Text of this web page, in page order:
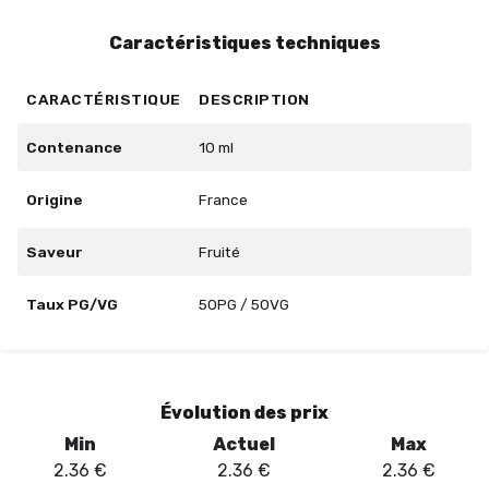
Caractéristiques techniques
CARACTÉRISTIQUE DESCRIPTION
Contenance 10 ml
Origine France
Saveur Fruité
Taux PG/VG 50PG / 50VG
Évolution des prix
Min
2.36 €
Actuel
2.36 €
Max
2.36 €